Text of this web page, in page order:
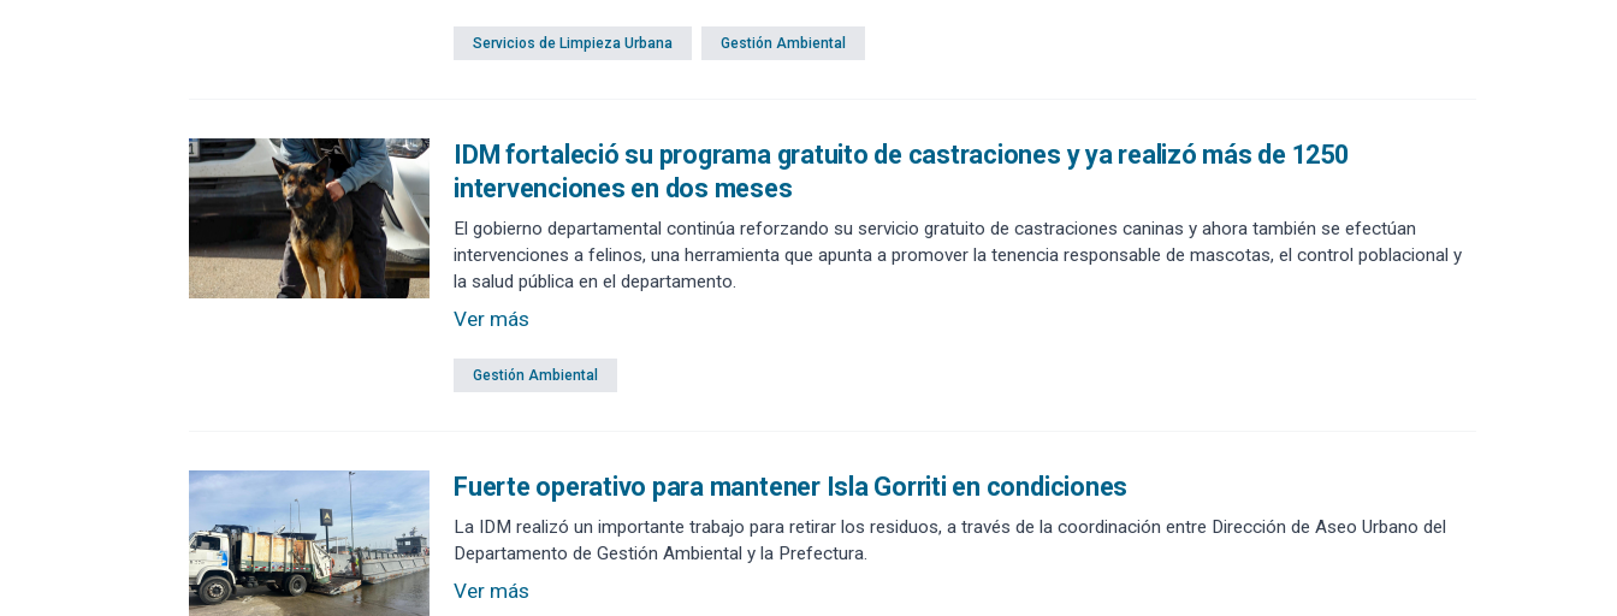
Servicios de Limpieza Urbana Gestión Ambiental
IDM fortaleció su programa gratuito de castraciones y ya realizó más de 1250
intervenciones en dos meses
El gobierno departamental continúa reforzando su servicio gratuito de castraciones caninas y ahora también se efectúan
intervenciones a felinos, una herramienta que apunta a promover la tenencia responsable de mascotas, el control poblacional y
la salud pública en el departamento.
Ver más
Gestión Ambiental
Fuerte operativo para mantener Isla Gorriti en condiciones
La IDM realizó un importante trabajo para retirar los residuos, a través de la coordinación entre Dirección de Aseo Urbano del
Departamento de Gestión Ambiental y la Prefectura.
Ver más